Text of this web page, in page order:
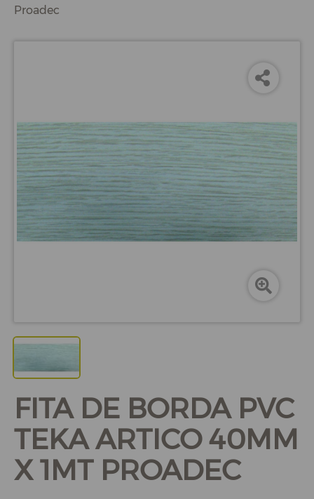
Proadec
FITA DE BORDA PVC
TEKA ARTICO 40MM
X 1MT PROADEC